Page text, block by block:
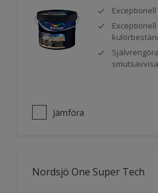
Jämföra
Nordsjö One Super Tech